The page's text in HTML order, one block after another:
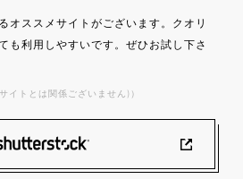
オススメサイトがございます。クオリ
も利用しやすいです。ぜひお試し下さ
イトとは関係ございません)）